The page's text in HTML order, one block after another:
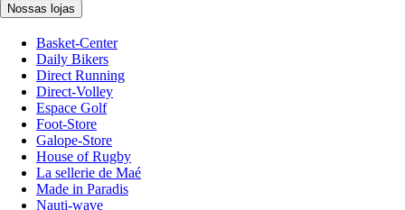
Nossas lojas
Basket-Center
Daily Bikers
Direct Running
Direct-Volley
Espace Golf
Foot-Store
Galope-Store
House of Rugby
La sellerie de Maé
Made in Paradis
Nauti-wave